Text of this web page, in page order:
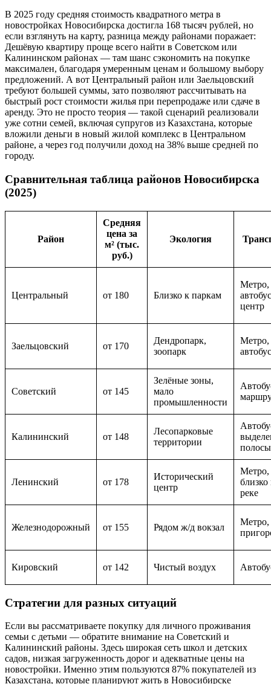
В 2025 году средняя стоимость квадратного метра в
новостройках Новосибирска достигла 168 тысяч рублей, но
если взглянуть на карту, разница между районами поражает:
Дешёвую квартиру проще всего найти в Советском или
Калининском районах — там шанс сэкономить на покупке
максимален, благодаря умеренным ценам и большому выбору
предложений. А вот Центральный район или Заельцовский
требуют большей суммы, зато позволяют рассчитывать на
быстрый рост стоимости жилья при перепродаже или сдаче в
аренду. Это не просто теория — такой сценарий реализовали
уже сотни семей, включая супругов из Казахстана, которые
вложили деньги в новый жилой комплекс в Центральном
районе, а через год получили доход на 38% выше средней по
городу.
Сравнительная таблица районов Новосибирска
(2025)
Район
Средняя
цена за
м² (тыс.
руб.)
Экология
Центральный от 180 Близко к паркам
Метро,
центр
Заельцовский от 170
Дендропарк,
зоопарк
Метро,
Советский от 145
Зелёные зоны,
мало
промышленности
Калининский от 148
Лесопарковые
территории
полосы
Ленинский от 178
Исторический
центр
Метро,
близко
реке
Железнодорожный от 155 Рядом ж/д вокзал
Метро,
Кировский от 142 Чистый воздух
Стратегии для разных ситуаций
Если вы рассматриваете покупку для личного проживания
семьи с детьми — обратите внимание на Советский и
Калининский районы. Здесь широкая сеть школ и детских
садов, низкая загруженность дорог и адекватные цены на
новостройки. Именно этим пользуются 87% покупателей из
Казахстана, которые планируют жить в Новосибирске